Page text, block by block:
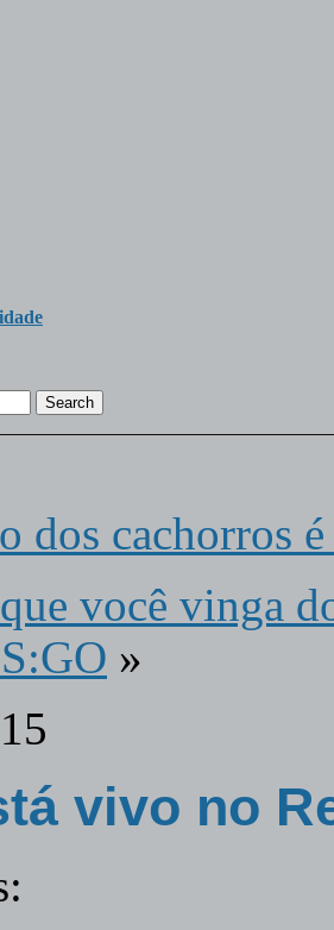
Search
dos cachorros
você vinga
»
vivo no